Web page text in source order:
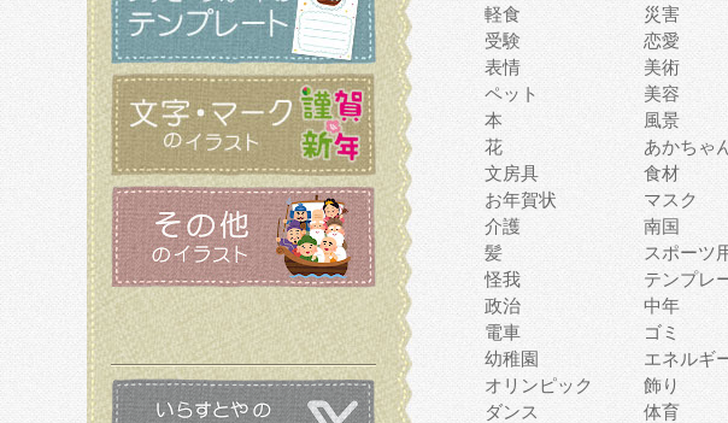
軽食
災害
受験
恋愛
表情
美術
ペット
美容
本
風景
花
あかちゃ
文房具
食材
お年賀状
マスク
介護
南国
髪
スポーツ
怪我
テンプレ
政治
中年
電車
ゴミ
幼稚園
エネルギ
オリンピック
飾り
ダンス
体育